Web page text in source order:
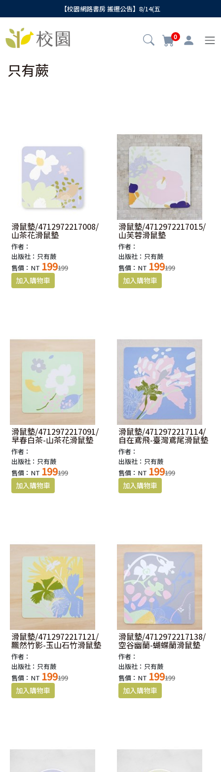
【校園網路書房 搬遷公告】8/14(五
0
只有蕨
滑鼠墊/4712972217008/
山茶花滑鼠墊
作者：
出版社：只有蕨
售價：NT 199199
滑鼠墊/4712972217015/
山芙蓉滑鼠墊
作者：
出版社：只有蕨
售價：NT 199199
滑鼠墊/4712972217091/
早春白茶-山茶花滑鼠墊
作者：
出版社：只有蕨
售價：NT 199199
滑鼠墊/4712972217114/
自在鳶飛-臺灣鳶尾滑鼠墊
作者：
出版社：只有蕨
售價：NT 199199
滑鼠墊/4712972217121/
飄然竹影-玉山石竹滑鼠墊
作者：
出版社：只有蕨
售價：NT 199199
滑鼠墊/4712972217138/
空谷幽蘭-蝴蝶蘭滑鼠墊
作者：
出版社：只有蕨
售價：NT 199199